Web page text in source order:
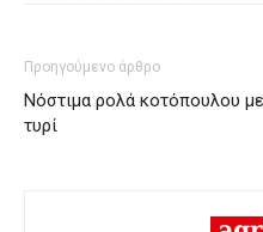
Προηγούμενο άρθρο
Νόστιμα ρολά κοτόπουλου με
τυρί